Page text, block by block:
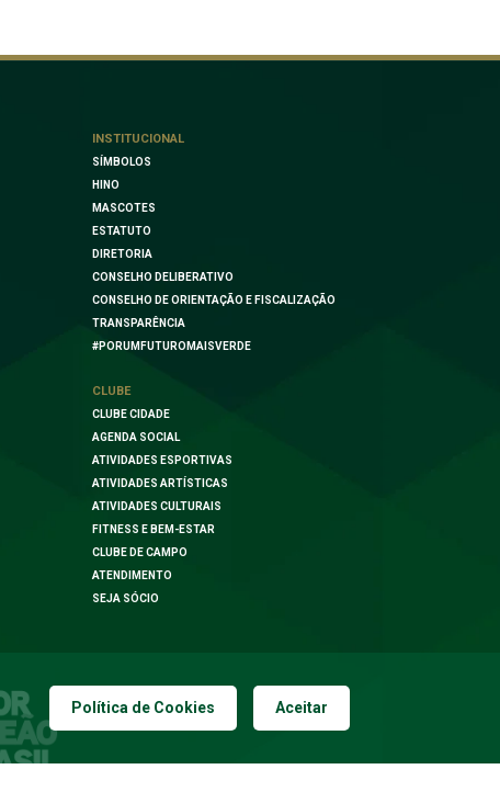
INSTITUCIONAL
SÍMBOLOS
HINO
MASCOTES
ESTATUTO
DIRETORIA
CONSELHO DELIBERATIVO
CONSELHO DE ORIENTAÇÃO E FISCALIZAÇÃO
TRANSPARÊNCIA
#PORUMFUTUROMAISVERDE
CLUBE
CLUBE CIDADE
AGENDA SOCIAL
ATIVIDADES ESPORTIVAS
ATIVIDADES ARTÍSTICAS
ATIVIDADES CULTURAIS
FITNESS E BEM-ESTAR
CLUBE DE CAMPO
ATENDIMENTO
SEJA SÓCIO
Política de Cookies Aceitar